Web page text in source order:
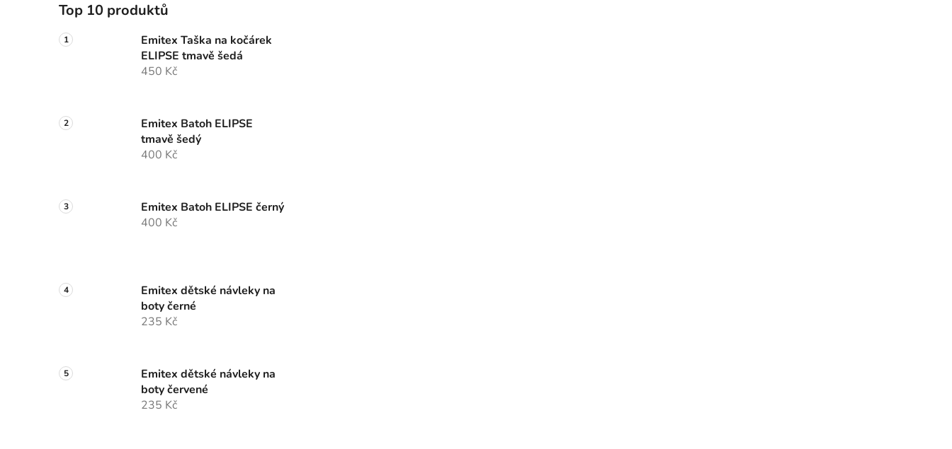
Top 10 produktů
Emitex Taška na kočárek
ELIPSE tmavě šedá
450 Kč
Emitex Batoh ELIPSE
tmavě šedý
400 Kč
Emitex Batoh ELIPSE černý
400 Kč
Emitex dětské návleky na
boty černé
235 Kč
Emitex dětské návleky na
boty červené
235 Kč